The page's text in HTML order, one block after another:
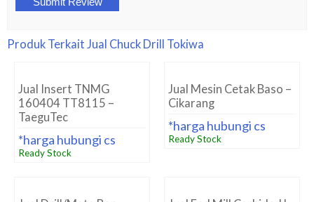
Produk Terkait Jual Chuck Drill Tokiwa
Jual Insert TNMG
160404 TT8115 –
TaeguTec
*harga hubungi cs
Ready Stock
Jual Mesin Cetak Baso –
Cikarang
*harga hubungi cs
Ready Stock